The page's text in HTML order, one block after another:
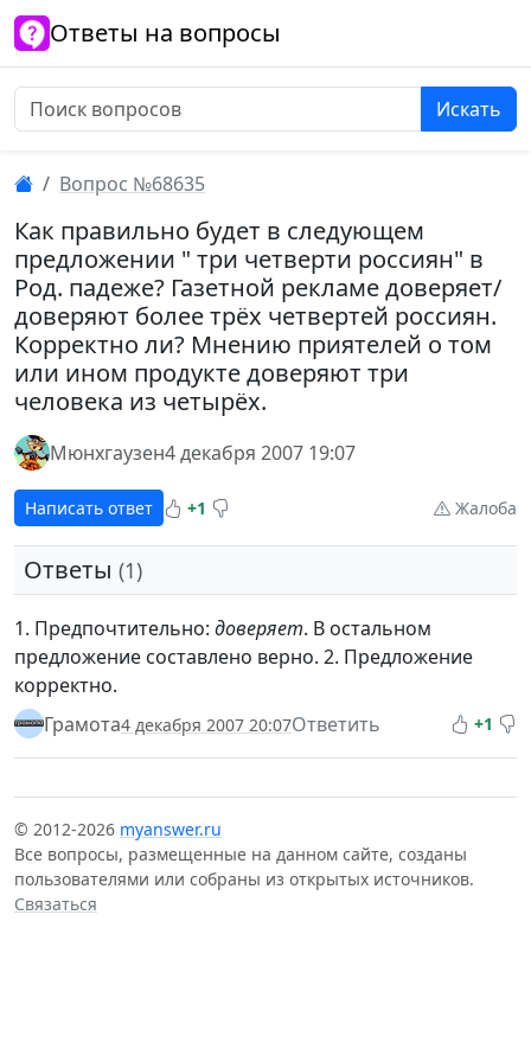
Ответы на вопросы
Искать
Вопрос №68635
Как правильно будет в следующем
предложении " три четверти россиян" в
Род. падеже? Газетной рекламе доверяет/
доверяют более трёх четвертей россиян.
Корректно ли? Мнению приятелей о том
или ином продукте доверяют три
человека из четырёх.
Мюнхгаузен4 декабря 2007 19:07
Написать ответ +1 Жалоба
Ответы (1)
1. Предпочтительно: доверяет. В остальном
предложение составлено верно. 2. Предложение
корректно.
Грамота4 декабря 2007 20:07Ответить +1
© 2012-2026 myanswer.ru
Все вопросы, размещенные на данном сайте, созданы
пользователями или собраны из открытых источников.
Связаться